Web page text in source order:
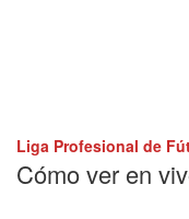
Liga Profesional de
Cómo ver en